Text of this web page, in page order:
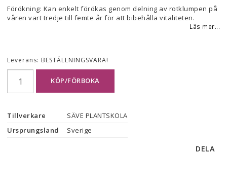
Förökning: Kan enkelt förökas genom delning av rotklumpen på
våren vart tredje till femte år för att bibehålla vitaliteten.
Läs mer...
Leverans: BESTÄLLNINGSVARA!
KÖP/FÖRBOKA
Tillverkare
SÄVE PLANTSKOLA
Ursprungsland
Sverige
DELA